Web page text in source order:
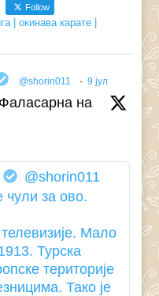
Follow
| окинава карате |
@shorin011 · 9 јул
на
@shorin011
чули за ово.
Мало
Турска
територије
Тако је